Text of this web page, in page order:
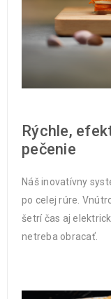
Rýchle,
pečenie
Náš inovatívny
po celej rúre.
šetrí čas aj
netreba obracať.